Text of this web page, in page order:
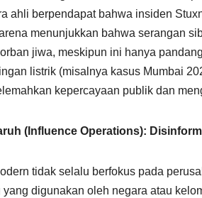
ahli berpendapat bahwa insiden
menunjukkan bahwa serangan
jiwa, meskipun ini hanya
listrik (misalnya kasus Mumbai
kepercayaan publik dan
(Influence Operations):
tidak selalu berfokus pada
digunakan oleh negara atau